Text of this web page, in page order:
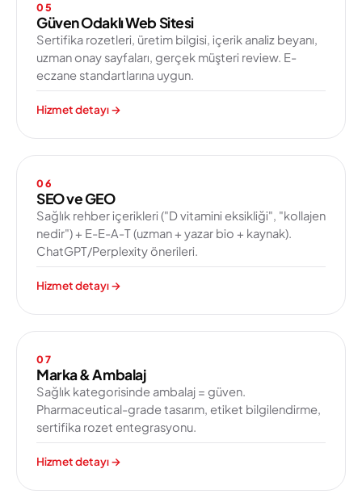
05
Güven Odaklı Web Sitesi
Sertifika rozetleri, üretim bilgisi, içerik analiz beyanı,
uzman onay sayfaları, gerçek müşteri review. E-
eczane standartlarına uygun.
Hizmet detayı→
06
SEO ve GEO
Sağlık rehber içerikleri ("D vitamini eksikliği", "kollajen
nedir") + E-E-A-T (uzman + yazar bio + kaynak).
ChatGPT/Perplexity önerileri.
Hizmet detayı→
07
Marka & Ambalaj
Sağlık kategorisinde ambalaj = güven.
Pharmaceutical-grade tasarım, etiket bilgilendirme,
sertifika rozet entegrasyonu.
Hizmet detayı→